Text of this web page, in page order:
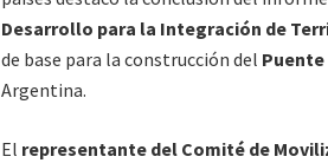
Desarrollo para la Integración de
de base para la construcción del
Argentina.
El representante del Comité de